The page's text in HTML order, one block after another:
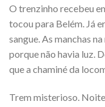
O trenzinho recebeu
tocou para Belém. Já
sangue. As manchas
porque não havia luz.
que a chaminé da
Trem misterioso.